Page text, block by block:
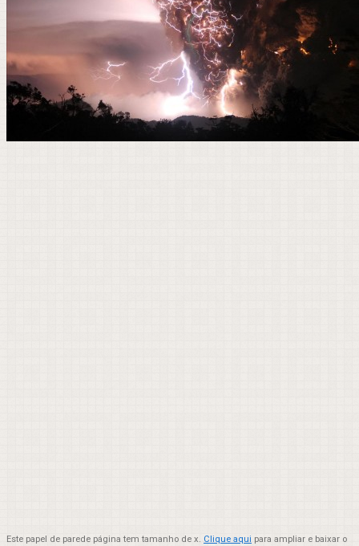
Este papel de parede página tem tamanho de x. Clique aqui para ampliar e baixar o